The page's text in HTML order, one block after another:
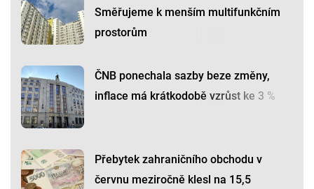
Směřujeme k menším multifunkčním
prostorům
ČNB ponechala sazby beze změny,
inflace má krátkodobě vzrůst ke 3 %
Přebytek zahraničního obchodu v
červnu meziročně klesl na 15,5